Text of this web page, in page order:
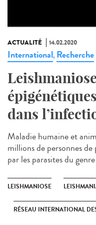
ACTUALITÉ 14.02.2020
International, Recherche
dans
Maladie humaine et
millions de personnes
par les parasites du
LEISHMANIOSE
RÉSEAU INTERNATIONAL